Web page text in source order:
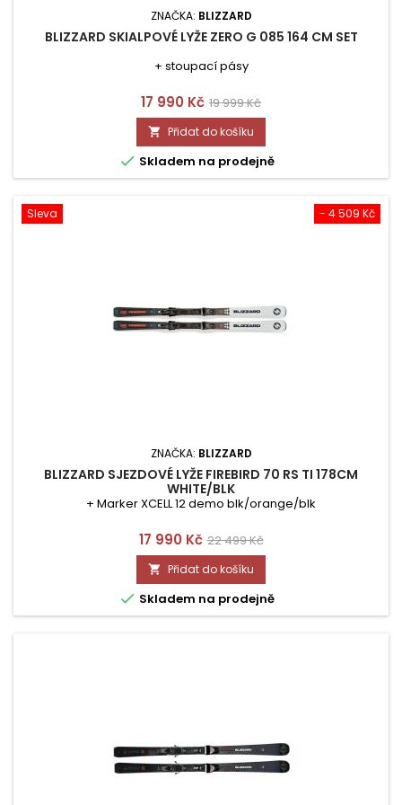
ZNAČKA: BLIZZARD
BLIZZARD SKIALPOVÉ LYŽE ZERO G 085 164 CM SET
+ stoupací pásy
Cena
17 990 Kč Běžná
cena
19 999 Kč
 Přidat do košíku
 Skladem na prodejně
- 4 509 Kč
Sleva
ZNAČKA: BLIZZARD
BLIZZARD SJEZDOVÉ LYŽE FIREBIRD 70 RS TI 178CM
WHITE/BLK
+ Marker XCELL 12 demo blk/orange/blk
Cena
17 990 Kč Běžná
cena
22 499 Kč
 Přidat do košíku
 Skladem na prodejně